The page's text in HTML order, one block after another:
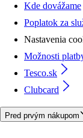
Kde dovážame
Poplatok za
Nastavenia
Možnosti
Tesco.sk
Clubcard
Pred prvým nákupom